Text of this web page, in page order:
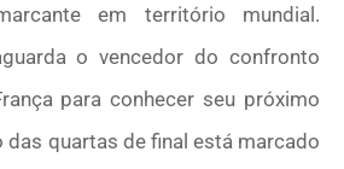
em território mundial.
o vencedor do confronto
para conhecer seu próximo
das quartas de final está marcado